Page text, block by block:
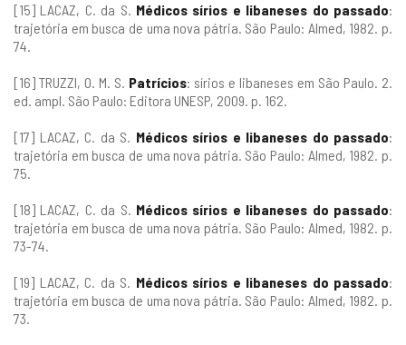
[15] LACAZ, C. da S. Médicos sírios e libaneses do passado:
trajetória em busca de uma nova pátria. São Paulo: Almed, 1982. p.
74.
[16] TRUZZI, O. M. S. Patrícios: sírios e libaneses em São Paulo. 2.
ed. ampl. São Paulo: Editora UNESP, 2009. p. 162.
[17] LACAZ, C. da S. Médicos sírios e libaneses do passado:
trajetória em busca de uma nova pátria. São Paulo: Almed, 1982. p.
75.
[18] LACAZ, C. da S. Médicos sírios e libaneses do passado:
trajetória em busca de uma nova pátria. São Paulo: Almed, 1982. p.
73-74.
[19] LACAZ, C. da S. Médicos sírios e libaneses do passado:
trajetória em busca de uma nova pátria. São Paulo: Almed, 1982. p.
73.